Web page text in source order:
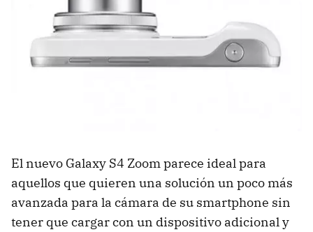
El nuevo Galaxy S4 Zoom parece ideal para
aquellos que quieren una solución un poco más
avanzada para la cámara de su smartphone sin
tener que cargar con un dispositivo adicional y